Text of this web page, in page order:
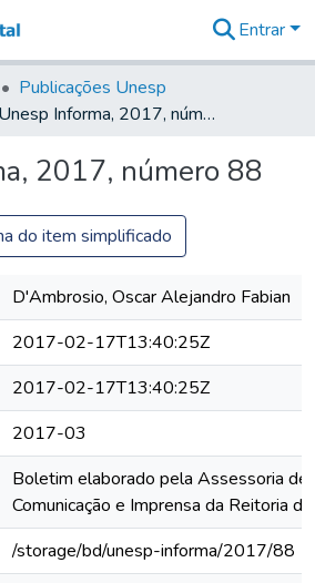
&
Coleções
Tudo na
Digital
Entrar
Publicações Unesp
Unesp Informa, 2017, número 88
2017, número 88
do item simplificado
D'Ambrosio, Oscar Alejandro Fabian
2017-02-17T13:40:25Z
2017-02-17T13:40:25Z
2017-03
Boletim elaborado pela Assessoria de
Comunicação e Imprensa da Reitoria
/storage/bd/unesp-informa/2017/88